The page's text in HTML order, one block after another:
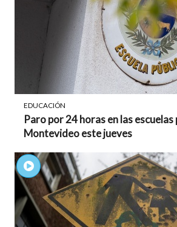
EDUCACIÓN
Paro por 24 horas en las escuelas
Montevideo este jueves